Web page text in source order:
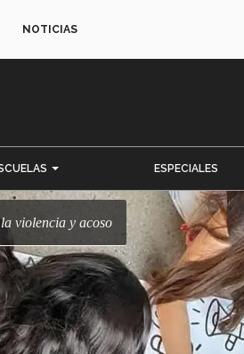
NOTICIAS
ESPECIALES
violencia y acoso